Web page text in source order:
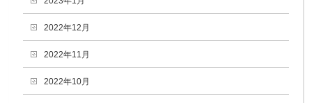
2022年12月
2022年11月
2022年10月